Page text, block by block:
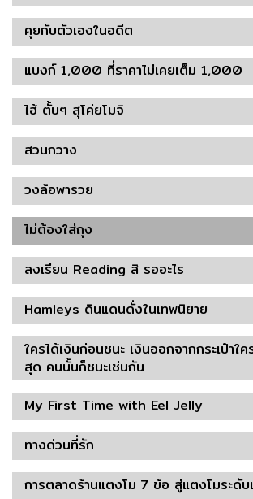
คุยกับตัวเองในอดีต
แบงก์ 1,000 ที่ราคาไม่เคยเต็ม 1,000
ไฮ้ ตั้บๆ สุโค่ยโมจิ
สวนกวาง
วงล้อพารวย
ไม่ต้องใส่ถุง
ลงเรียน Reading สิ รออะไร
Hamleys ดินแดนดั่งในเทพนิยาย
ใครได้เงินก่อนชนะ เงินออกจากกระเป๋าใค
สุด คนนั้นก็ชนะเช่นกัน
My First Time with Eel Jelly
ทางด่วนที่รัก
การตลาดร้านแตงโม 7 ข้อ สู่แตงโมระดับ